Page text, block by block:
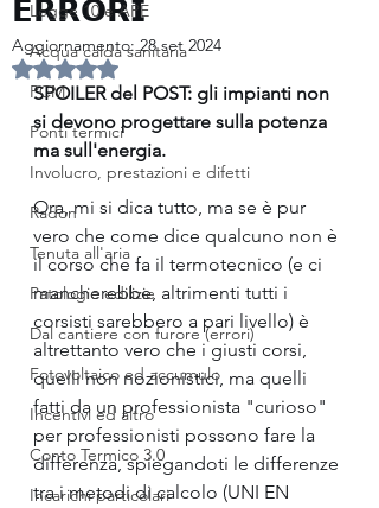
Legge 10 e APE
Acqua calda sanitaria
PCM
Ponti termici
Involucro, prestazioni e difetti
Radon
Tenuta all'aria
Patologie edilizie
Dal cantiere con furore (errori)
Fotovoltaico ed accumulo
Incentivi ed altro
Conto Termico 3.0
Incarichi particolari
𝗘𝗥𝗥𝗢𝗥𝗜
Aggiornamento:28 set 2024
Valutazione NaN stelle su 5.
SPOILER del POST: gli impianti non
si devono progettare sulla potenza
ma sull'energia.
Ora, mi si dica tutto, ma se è pur
vero che come dice qualcuno non è
il corso che fa il termotecnico (e ci
mancherebbe, altrimenti tutti i
corsisti sarebbero a pari livello) è
altrettanto vero che i giusti corsi,
quelli non nozionistici, ma quelli
fatti da un professionista "curioso"
per professionisti possono fare la
differenza, spiegandoti le differenze
tra i metodi di calcolo (UNI EN